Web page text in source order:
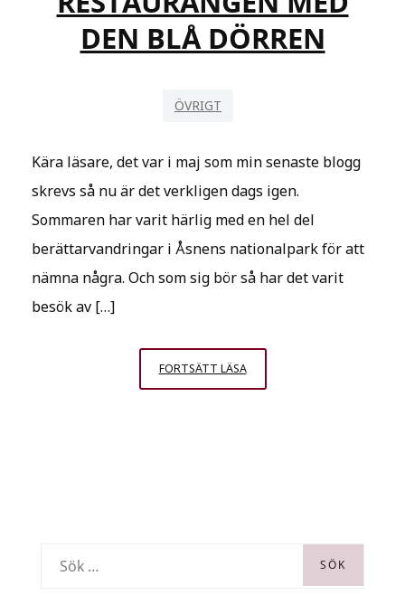
DEN BLÅ DÖRREN
ÖVRIGT
Kära läsare, det var i maj som min senaste blogg
skrevs så nu är det verkligen dags igen.
Sommaren har varit härlig med en hel del
berättarvandringar i Åsnens nationalpark för att
nämna några. Och som sig bör så har det varit
besök av […]
FORTSÄTT LÄSARESTAURANGEN
MED